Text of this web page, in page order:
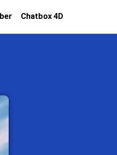
Chatbox 4D